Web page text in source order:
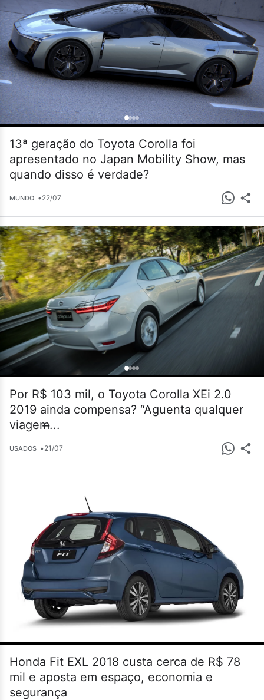
13ª geração do Toyota Corolla foi
apresentado no Japan Mobility Show, mas
quando disso é verdade?
MUNDO •22/07
Por R$ 103 mil, o Toyota Corolla XEi 2.0
2019 ainda compensa? “Aguenta qualquer
viagem̶...
USADOS •21/07
Honda Fit EXL 2018 custa cerca de R$ 78
mil e aposta em espaço, economia e
segurança